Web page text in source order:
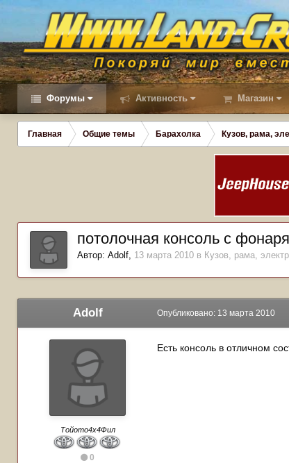
Форумы Активность Магазин
Главная Общие темы Барахолка Кузов, рама,
потолочная консоль с
Автор: Adolf, 13 марта 2010 в Кузов, рама,
Adolf
Тойото4х4Фил
0
Опубликовано: 13 марта 2010
Есть консоль в отличном